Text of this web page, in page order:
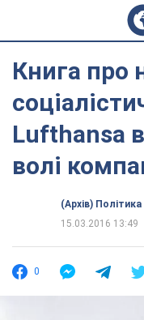
Книга про
Lufthansa
волі
(Архів) Політика
15.03.2016 13:49
0